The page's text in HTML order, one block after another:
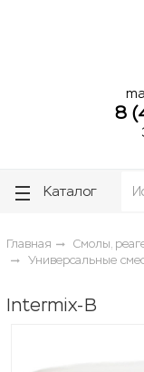
8
Каталог
Главная
Смолы,
Универсальные
Intermix-B